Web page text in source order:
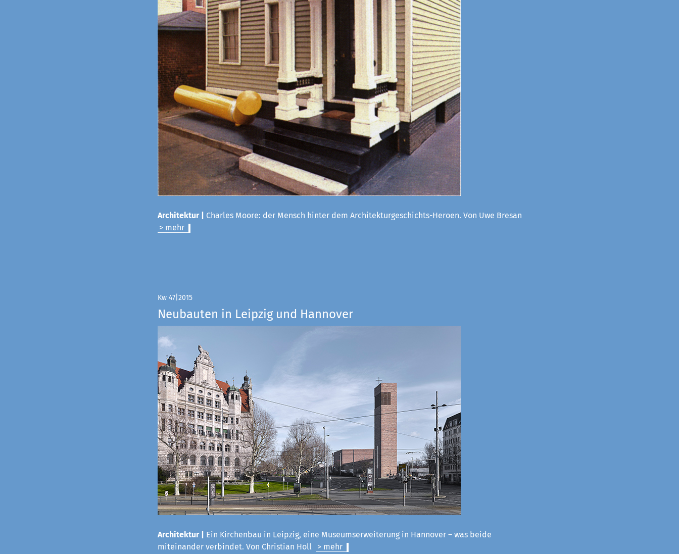
Architektur | Charles Moore: der Mensch hinter dem Architekturgeschichts-Heroen. Von Uwe Bresan
> mehr
Kw 47|2015
Neubauten in Leipzig und Hannover
Architektur |
Ein Kirchenbau in Leipzig, eine Museumserweiterung in Hannover – was beide
miteinander verbindet. Von Christian Holl
> mehr